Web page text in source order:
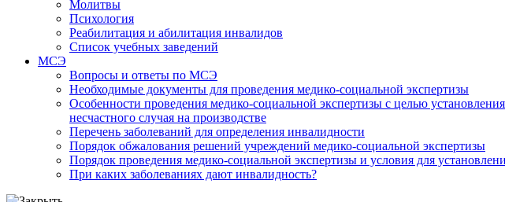
Молитвы
Психология
Реабилитация и абилитация инвалидов
Список учебных заведений
МСЭ
Вопросы и ответы по МСЭ
Необходимые документы для проведения медико-социальной экспертизы
Особенности проведения медико-социальной экспертизы с целью
несчастного случая на производстве
Перечень заболеваний для определения инвалидности
Порядок обжалования решений учреждений медико-социальной экспертизы
Порядок проведения медико-социальной экспертизы и условия для
При каких заболеваниях дают инвалидность?